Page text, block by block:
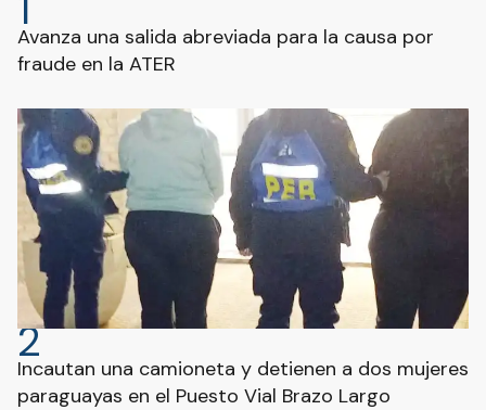
Avanza una salida abreviada para la causa por
fraude en la ATER
2
Incautan una camioneta y detienen a dos mujeres
paraguayas en el Puesto Vial Brazo Largo